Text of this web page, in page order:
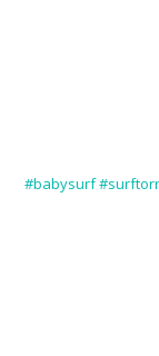
#babysurf